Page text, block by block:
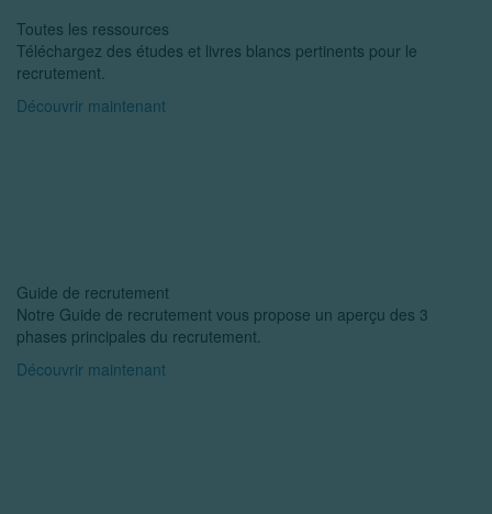
Toutes les ressources
Téléchargez des études et livres blancs pertinents pour le
recrutement.
Découvrir maintenant
Guide de recrutement
Notre Guide de recrutement vous propose un aperçu des 3
phases principales du recrutement.
Découvrir maintenant